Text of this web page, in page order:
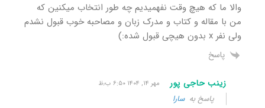
والا ما که هیچ وقت نفهمیدیم چه طور انتخاب میکنین که
من با مقاله و کتاب و مدرک زبان و مصاحبه خوب قبول نشدم
ولی نفر x بدون هیچی قبول شده:)
پاسخ
زینب حاجی پور مهر ۱۴, ۱۴۰۴ ۶:۵۰ ب٫ظ
پاسخ بهسارا